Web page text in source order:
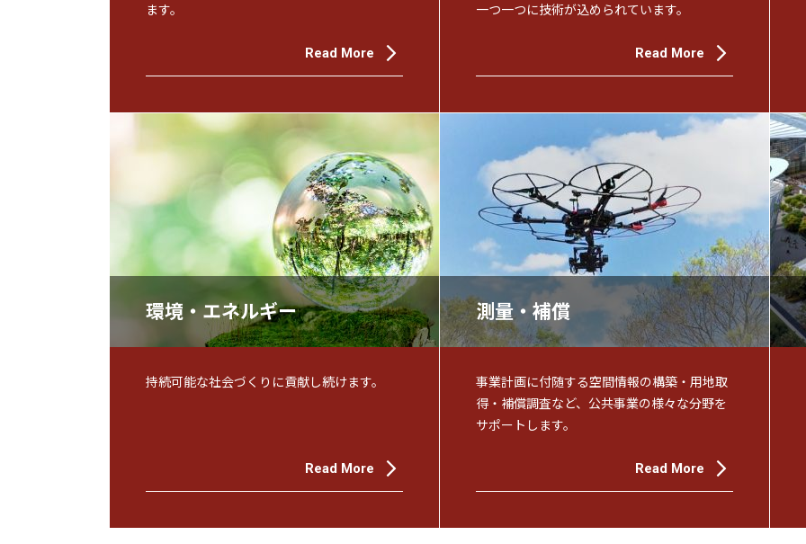
ます。
Read More
一つ一つに技術が込められています。
Read More
環境・エネルギー
持続可能な社会づくりに貢献し続けます。
Read More
測量・補償
事業計画に付随する空間情報の構築・用地取
得・補償調査など、公共事業の様々な分野を
サポートします。
Read More